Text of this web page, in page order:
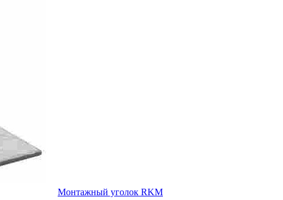
Монтажный уголок RKM